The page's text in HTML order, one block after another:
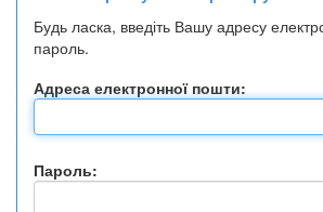
Будь ласка, введіть Вашу адресу
пароль.
Адреса електронної пошти:
Пароль: